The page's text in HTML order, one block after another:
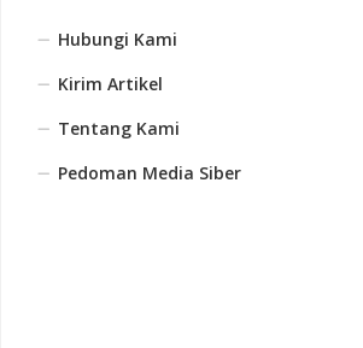
Hubungi Kami
Kirim Artikel
Tentang Kami
Pedoman Media Siber